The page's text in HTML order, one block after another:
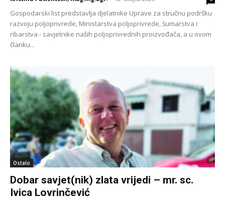
Gospodarski list predstavlja djelatnike Uprave za stručnu podršku
razvoju poljoprivrede, Ministarstva poljoprivrede, šumarstva i
ribarstva - savjetnike naših poljoprivrednih proizvođača, a u ovom
članku...
Ostalo
Dobar savjet(nik) zlata vrijedi – mr. sc.
Ivica Lovrinčević